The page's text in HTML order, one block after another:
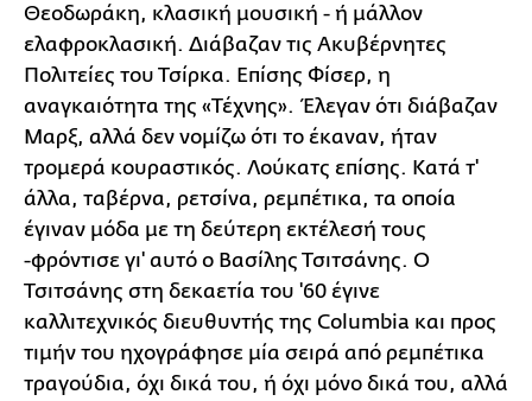
Θεοδωράκη, κλασική μουσική - ή μάλλον
ελαφροκλασική. Διάβαζαν τις Ακυβέρνητες
Πολιτείες του Τσίρκα. Επίσης Φίσερ, η
αναγκαιότητα της «Τέχνης». Έλεγαν ότι διάβαζαν
Μαρξ, αλλά δεν νομίζω ότι το έκαναν, ήταν
τρομερά κουραστικός. Λούκατς επίσης. Κατά τ'
άλλα, ταβέρνα, ρετσίνα, ρεμπέτικα, τα οποία
έγιναν μόδα με τη δεύτερη εκτέλεσή τους
-φρόντισε γι' αυτό ο Βασίλης Τσιτσάνης. Ο
Τσιτσάνης στη δεκαετία του '60 έγινε
καλλιτεχνικός διευθυντής της Columbia και προς
τιμήν του ηχογράφησε μία σειρά από ρεμπέτικα
τραγούδια, όχι δικά του, ή όχι μόνο δικά του, αλλά